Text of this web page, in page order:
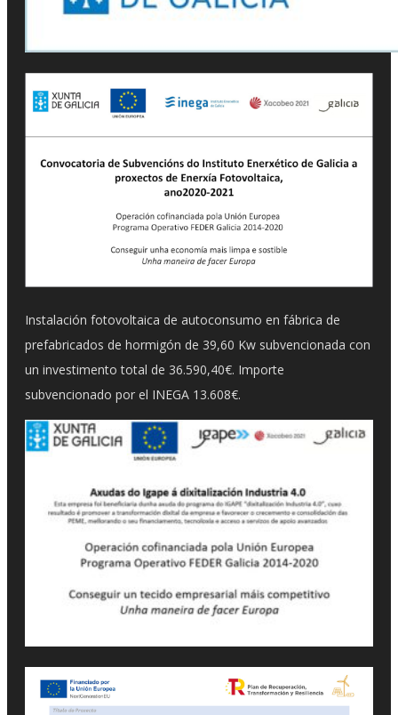
Instalación fotovoltaica de autoconsumo en fábrica de
prefabricados de hormigón de 39,60 Kw subvencionada con
un investimento total de 36.590,40€. Importe
subvencionado por el INEGA 13.608€.